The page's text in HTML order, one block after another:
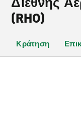
(RHO)
Κράτηση